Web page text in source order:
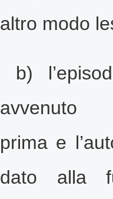
altro modo
b)
avvenuto
prima e
dato alla